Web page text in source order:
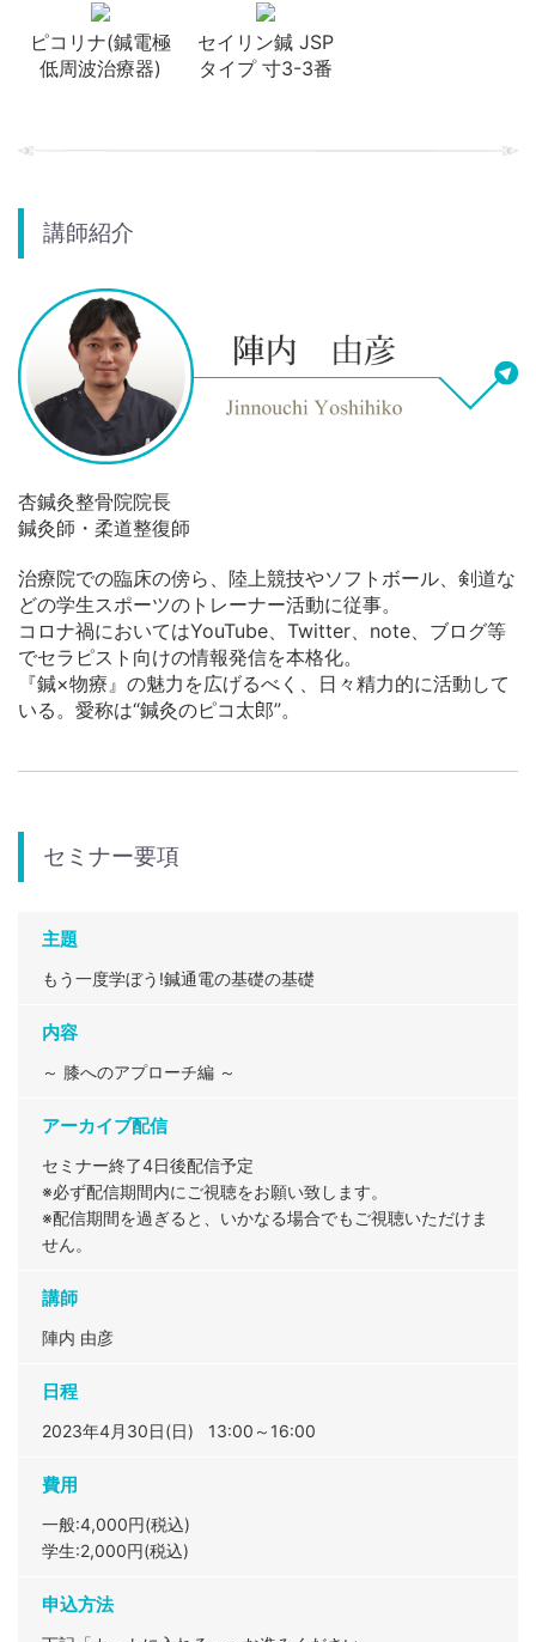
ピコリナ(鍼電極
低周波治療器)
セイリン鍼 JSP
タイプ 寸3-3番
講師紹介
杏鍼灸整骨院院長
鍼灸師・柔道整復師
治療院での臨床の傍ら、陸上競技やソフトボール、剣道な
どの学生スポーツのトレーナー活動に従事。
コロナ禍においてはYouTube、Twitter、note、ブログ等
でセラピスト向けの情報発信を本格化。
『鍼×物療』の魅力を広げるべく、日々精力的に活動して
いる。愛称は“鍼灸のピコ太郎”。
セミナー要項
主題
もう一度学ぼう!鍼通電の基礎の基礎
内容
～ 膝へのアプローチ編 ～
アーカイブ配信
セミナー終了4日後配信予定
※必ず配信期間内にご視聴をお願い致します。
※配信期間を過ぎると、いかなる場合でもご視聴いただけま
せん。
講師
陣内 由彦
日程
2023年4月30日(日) 13:00～16:00
費用
一般:4,000円(税込)
学生:2,000円(税込)
申込方法